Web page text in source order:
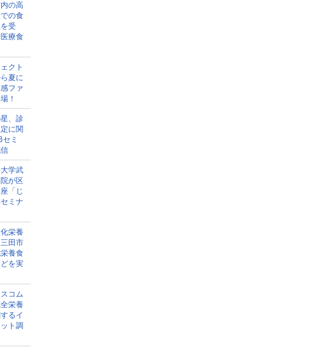
の高
の食
受
療食
クト
夏に
ファ
！
、診
に関
ミ
学武
が区
「じ
ミナ
栄養
田市
養食
を実
コム
栄養
るイ
ト調